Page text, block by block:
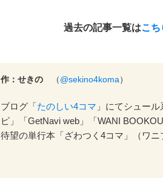
過去の記事一覧はこち
作：せきの （@sekino4koma）
ブログ「たのしい4コマ 」にてシュー
ピ」「GetNavi web」「WANI
待望の単行本「ざわつく4コマ」（ワニ